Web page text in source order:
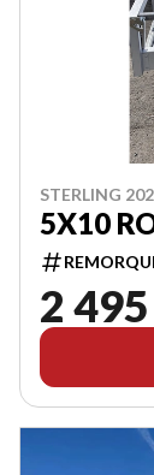
STERLING
5X10
2